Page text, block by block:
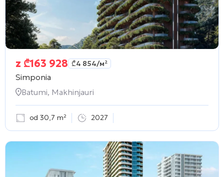
z ₾163 928 ₾4 854/м²
Simponia
Batumi, Makhinjauri
od 30,7 m² 2027